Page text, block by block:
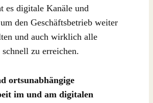
es digitale Kanäle und
den Geschäftsbetrieb weiter
und auch wirklich alle
zu erreichen.
ortsunabhängige
im und am digitalen